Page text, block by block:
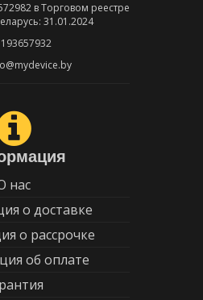
в Торговом реестре
31.01.2024
нас
о доставке
о рассрочке
об оплате